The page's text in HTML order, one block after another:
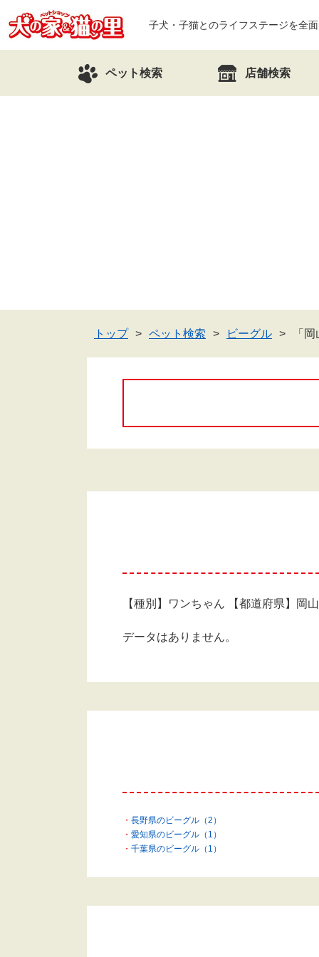
子犬・子猫とのライフステージを全
ペット検索 店舗検索
トップ ペット検索 ビーグル 「
【種別】ワンちゃん 【都道府県】岡
データはありません。
長野県のビーグル（2）
愛知県のビーグル（1）
千葉県のビーグル（1）